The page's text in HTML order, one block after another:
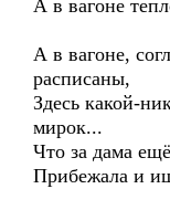
А в вагоне
А в вагоне,
расписаны,
Здесь какой-
мирок...
Что за дама
Прибежала и